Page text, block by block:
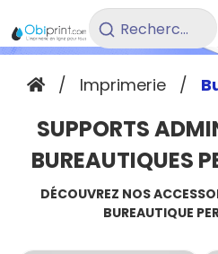
Rechercher
un
produit...
/ Imprimerie /
SUPPORTS
BUREAUTIQUES
DÉCOUVREZ NOS
BUREAUTIQUE